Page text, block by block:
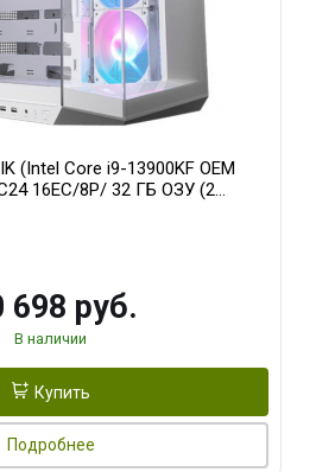
(Intel Core i9-13900KF OEM
16EC/8P/ 32 ГБ ОЗУ (2
GAMING OC 16GB GDDR6
698 руб.
В наличии
Купить
Подробнее